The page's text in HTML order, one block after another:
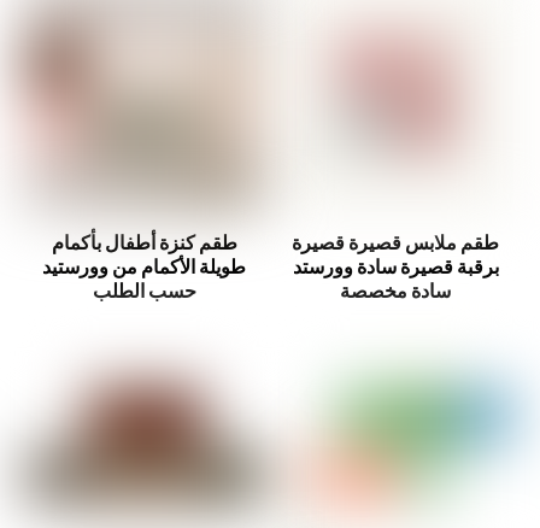
طقم ملابس قصيرة قصيرة
برقبة قصيرة سادة وورستد
سادة مخصصة
طقم كنزة أطفال بأكمام
طويلة الأكمام من وورستيد
حسب الطلب